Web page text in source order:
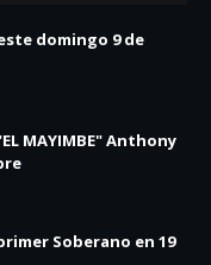
domingo 9 de
MAYIMBE" Anthony
Soberano en 19